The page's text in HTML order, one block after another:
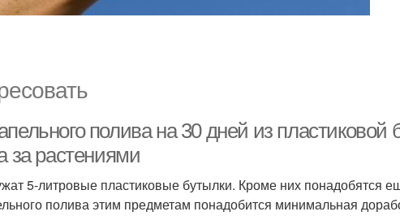
полива на 30 дней из пластиковой
за растениями
5-литровые пластиковые бутылки. Кроме них понадобятся
полива этим предметам понадобится минимальная